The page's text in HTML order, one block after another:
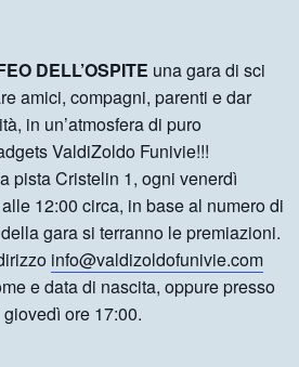
DELL’OSPITE una gara di sci
amici, compagni, parenti e dar
in un’atmosfera di puro
ValdiZoldo Funivie!!!
pista Cristelin 1, ogni venerdì
12:00 circa, in base al numero di
gara si terranno le premiazioni.
info@valdizoldofunivie.com
e data di nascita, oppure presso
ore 17:00.